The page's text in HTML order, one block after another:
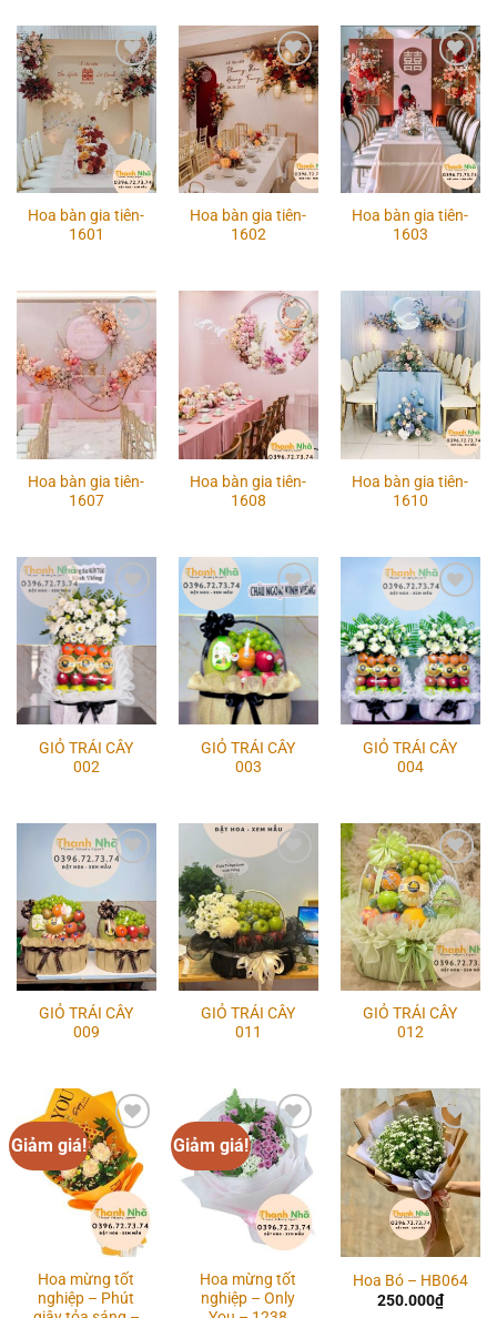
Add to
wishlist
Hoa bàn gia tiên-
1601
Add to
wishlist
Hoa bàn gia tiên-
1602
Add to
wishlist
Hoa bàn gia tiên-
1603
Add to
wishlist
Hoa bàn gia tiên-
1607
Add to
wishlist
Hoa bàn gia tiên-
1608
Add to
wishlist
Hoa bàn gia tiên-
1610
Add to
wishlist
GIỎ TRÁI CÂY
002
Add to
wishlist
GIỎ TRÁI CÂY
003
Add to
wishlist
GIỎ TRÁI CÂY
004
Add to
GIỎ TRÁI CÂY
009
wishlist
GIỎ TRÁI CÂY
011
Add to
wishlist
GIỎ TRÁI CÂY
012
Giảm giá!
Add to
wishlist
Hoa mừng tốt
nghiệp – Phút
Giảm giá!
Add to
wishlist
Hoa mừng tốt
nghiệp – Only
Add to
wishlist
Hoa Bó – HB064
250.000₫